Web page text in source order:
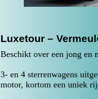
Luxetour –
Beschikt over een jong en
3- en 4 sterrenwagens
motor, kortom een uniek